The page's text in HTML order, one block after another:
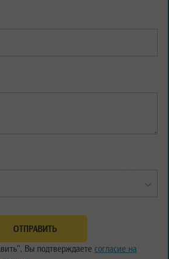
Вы подтверждаете согласие на